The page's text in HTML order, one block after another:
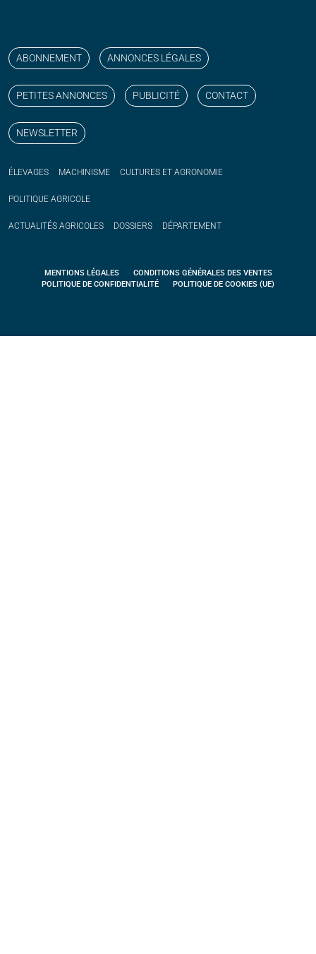
ABONNEMENT ANNONCES LÉGALES
PETITES ANNONCES PUBLICITÉ CONTACT
NEWSLETTER
ÉLEVAGES MACHINISME CULTURES ET AGRONOMIE
POLITIQUE AGRICOLE
ACTUALITÉS AGRICOLES DOSSIERS DÉPARTEMENT
MENTIONS LÉGALES
CONDITIONS GÉNÉRALES DES VENTES
POLITIQUE DE CONFIDENTIALITÉ
POLITIQUE DE COOKIES (UE)